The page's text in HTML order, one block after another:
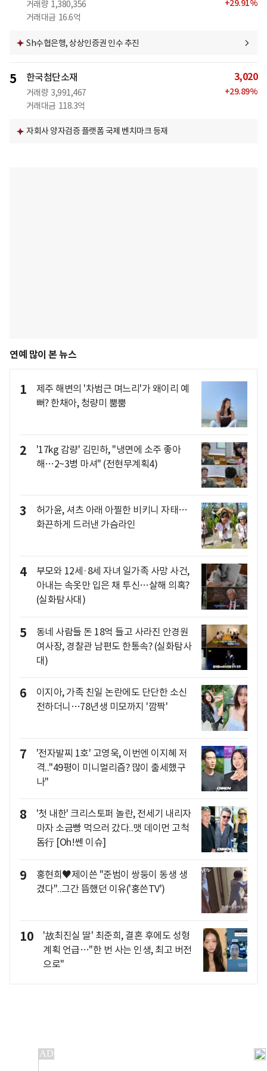
거래량 1,380,356
거래대금 16.6억
+29.91%
Sh수협은행, 상상인증권 인수 추진
5 한국첨단소재
거래량 3,991,467
거래대금 118.3억
3,020
+29.89%
자회사 양자검증 플랫폼 국제 벤치마크 등재
연예 많이 본 뉴스
1
제주 해변의 '차범근 며느리'가 왜이리 예
뻐? 한채아, 청량미 뿜뿜
2
'17kg 감량' 김민하, "냉면에 소주 좋아
해…2~3병 마셔" (전현무계획4)
3
허가윤, 셔츠 아래 아찔한 비키니 자태…
화끈하게 드러낸 가슴라인
4
부모와 12세·8세 자녀 일가족 사망 사건,
아내는 속옷만 입은 채 투신…살해 의혹?
(실화탐사대)
5
동네 사람들 돈 18억 들고 사라진 안경원
여사장, 경찰관 남편도 한통속? (실화탐사
대)
6
이지아, 가족 친일 논란에도 단단한 소신
전하더니…78년생 미모까지 '깜짝'
7
'전자발찌 1호' 고영욱, 이번엔 이지혜 저
격.."49평이 미니멀리즘? 많이 출세했구
나"
8
'첫 내한' 크리스토퍼 놀란, 전세기 내리자
마자 소금빵 먹으러 갔다..맷 데이먼 고척
돔行 [Oh!쎈 이슈]
9
홍현희♥제이쓴 "준범이 쌍둥이 동생 생
겼다"..그간 뜸했던 이유('홍쓴TV')
10
'故최진실 딸' 최준희, 결혼 후에도 성형
계획 언급…"한 번 사는 인생, 최고 버전
으로"